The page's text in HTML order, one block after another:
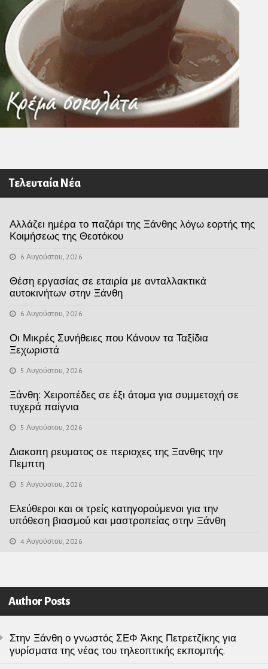
Τελευταία Νέα
Αλλάζει ημέρα το παζάρι της Ξάνθης λόγω εορτής της
Κοιμήσεως της Θεοτόκου
6 Αυγούστου, 2026
Θέση εργασίας σε εταιρία με ανταλλακτικά
αυτοκινήτων στην Ξάνθη
6 Αυγούστου, 2026
Οι Μικρές Συνήθειες που Κάνουν τα Ταξίδια
Ξεχωριστά
5 Αυγούστου, 2026
Ξάνθη: Χειροπέδες σε έξι άτομα για συμμετοχή σε
τυχερά παίγνια
5 Αυγούστου, 2026
Διακοπη ρευματος σε περιοχες της Ξανθης την
Πεμπτη
5 Αυγούστου, 2026
Ελεύθεροι και οι τρείς κατηγορούμενοι για την
υπόθεση βιασμού και μαστροπείας στην Ξάνθη
4 Αυγούστου, 2026
Author Posts
Στην Ξάνθη ο γνωστός ΣΕΦ Άκης Πετρετζίκης για
γυρίσματα της νέας του τηλεοπτικής εκπομπής.